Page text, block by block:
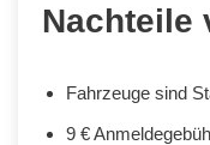
Nachteile
Fahrzeuge sind
9 €